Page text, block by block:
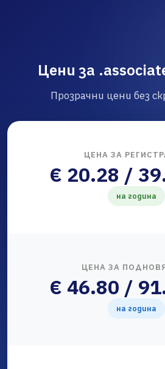
Цени за
Прозрачни цени без
ЦЕНА ЗА
€ 20.28 /
на година
ЦЕНА ЗА
€ 46.80 /
на година